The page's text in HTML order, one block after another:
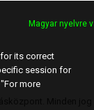
Minden jog
Magyar nyelvre
its correct
session for
more